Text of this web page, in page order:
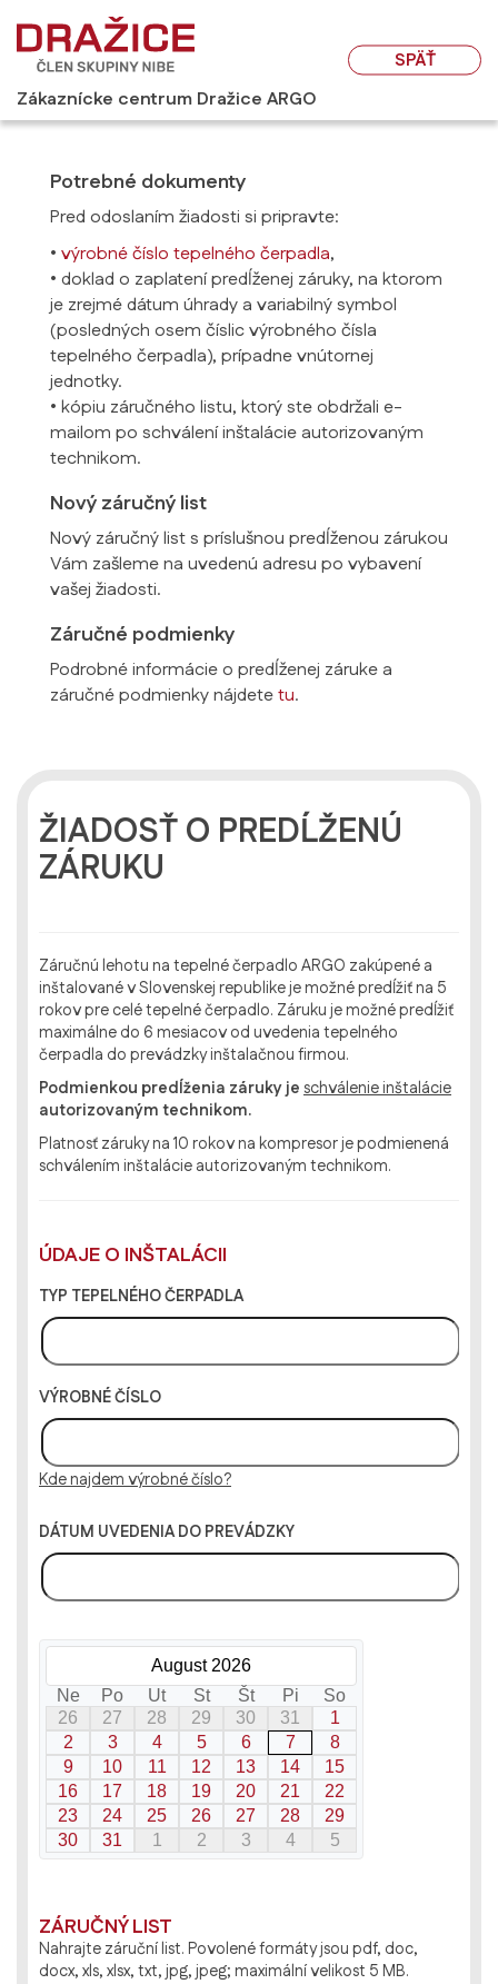
Zákaznícke centrum Dražice ARGO
SPÄŤ
Potrebné dokumenty
Pred odoslaním žiadosti si pripravte:
• výrobné číslo tepelného čerpadla,
• doklad o zaplatení predĺženej záruky, na ktorom
je zrejmé dátum úhrady a variabilný symbol
(posledných osem číslic výrobného čísla
tepelného čerpadla), prípadne vnútornej
jednotky.
• kópiu záručného listu, ktorý ste obdržali e-
mailom po schválení inštalácie autorizovaným
technikom.
Nový záručný list
Nový záručný list s príslušnou predĺženou zárukou
Vám zašleme na uvedenú adresu po vybavení
vašej žiadosti.
Záručné podmienky
Podrobné informácie o predĺženej záruke a
záručné podmienky nájdetetu.
ŽIADOSŤ O PREDĹŽENÚ
ZÁRUKU
Záručnú lehotu na tepelné čerpadlo ARGO zakúpené a
inštalované v Slovenskej republike je možné predĺžiť na 5
rokov pre celé tepelné čerpadlo. Záruku je možné predĺžiť
maximálne do 6 mesiacov od uvedenia tepelného
čerpadla do prevádzky inštalačnou firmou.
Podmienkou predĺženia záruky je schválenie inštalácie
autorizovaným technikom.
Platnosť záruky na 10 rokov na kompresor je podmienená
schválením inštalácie autorizovaným technikom.
ÚDAJE O INŠTALÁCII
TYP TEPELNÉHO ČERPADLA
VÝROBNÉ ČÍSLO
Kde najdem výrobné číslo?
DÁTUM UVEDENIA DO PREVÁDZKY
August 2026
Ne
Po Ut St Št Pi
So
26
27 28 29 30 31
1
2
3 4 5 6 7
8
9
10 11 12 13 14
15
16
17 18 19 20 21
22
23
24 25 26 27 28
29
30
31 1 2 3 4 5
ZÁRUČNÝ LIST
Nahrajte záruční list. Povolené formáty jsou pdf, doc,
docx, xls, xlsx, txt, jpg, jpeg; maximální velikost 5 MB.